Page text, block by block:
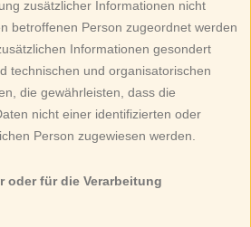
zusätzlicher Informationen nicht
betroffenen Person zugeordnet werden
Informationen gesondert
technischen und organisatorischen
die gewährleisten, dass die
nicht einer identifizierten oder
Person zugewiesen werden.
oder für die Verarbeitung